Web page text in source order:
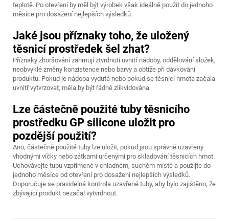
teplotě. Po otevření by měl být výrobek však ideálně použit do jednoho
měsíce pro dosažení nejlepších výsledků.
Jaké jsou příznaky toho, že uložený
těsnicí prostředek šel zhat?
Příznaky zhoršování zahrnují ztvrdnutí uvnitř nádoby, oddělování složek,
neobvyklé změny konzistence nebo barvy a obtíže při dávkování
produktu. Pokud je nádoba vydutá nebo pokud se těsnicí hmota začala
uvnitř vytvrzovat, měla by být řádně zlikvidována.
Lze částečně použité tuby těsnicího
prostředku GP silicone uložit pro
pozdější použití?
Ano, částečně použité tuby lze uložit, pokud jsou správně uzavřeny
vhodnými víčky nebo zátkami určenými pro skladování těsnicích hmot.
Uchovávejte tubu vzpřímeně v chladném, suchém místě a použijte do
jednoho měsíce od otevření pro dosažení nejlepších výsledků.
Doporučuje se pravidelná kontrola uzavřené tuby, aby bylo zajištěno, že
zbývající produkt nezačal vytvrdnout.